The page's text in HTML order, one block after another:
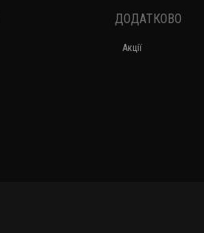
Жіноче модне пальто з еко шкіри. Норма і батал
ДОДАТКОВО
Акції